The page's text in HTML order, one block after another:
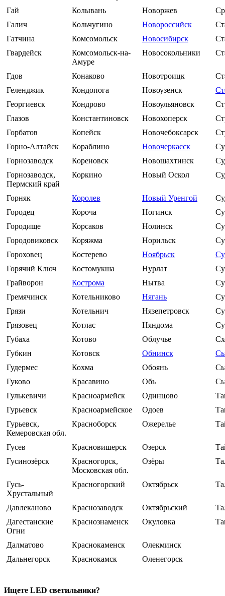
Гай
Колывань Новоржев
Галич
Кольчугино Новороссийск
Гатчина
Комсомольск Новосибирск
Гвардейск
Комсомольск-на-
Амуре
Новосокольники
Гдов Конаково Новотроицк
Геленджик
Кондопога Новоузенск
Георгиевск
Кондрово Новоульяновск
Глазов
Константиновск Новохоперск
Горбатов
Копейск Новочебоксарск
Горно-Алтайск
Кораблино Новочеркасск
Горнозаводск
Кореновск Новошахтинск
Горнозаводск,
Пермский край
Коркино Новый Оскол
Горняк Королев Новый Уренгой
Городец
Короча Ногинск
Городище
Корсаков Нолинск
Городовиковск
Коряжма Норильск
Гороховец
Костерево Ноябрьск
Горячий Ключ
Костомукша Нурлат
Грайворон
Кострома Нытва
Гремячинск
Котельниково Нягань
Грязи
Котельнич Нязепетровск
Грязовец
Котлас Няндома
Губаха
Котово Облучье
Губкин
Котовск Обнинск
Гудермес
Кохма Обоянь
Гуково
Красавино Обь
Гулькевичи
Красноармейск Одинцово
Гурьевск
Красноармейское Одоев
Гурьевск,
Кемеровская обл.
Красноборск Ожерелье
Гусев Красновишерск Озерск
Гусинозёрск
Красногорск,
Московская обл.
Озёры
Гусь-
Хрустальный
Красногорский Октябрьск
Давлеканово Краснозаводск Октябрьский
Дагестанские
Огни
Краснознаменск Окуловка
Далматово Краснокаменск
Олекминск
Дальнегорск
Краснокамск Оленегорск
Ищете LED светильники?